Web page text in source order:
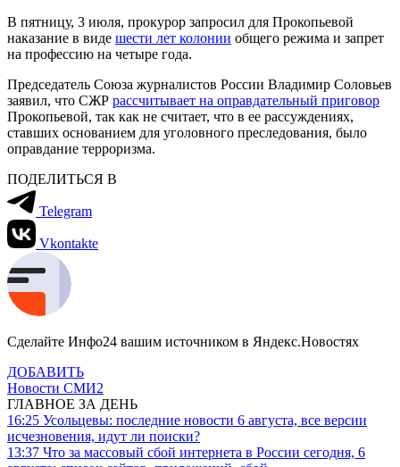
В пятницу, 3 июля, прокурор запросил для Прокопьевой
наказание в виде шести лет колонии общего режима и запрет
на профессию на четыре года.
Председатель Союза журналистов России Владимир Соловьев
заявил, что СЖР рассчитывает на оправдательный приговор
Прокопьевой, так как не считает, что в ее рассуждениях,
ставших основанием для уголовного преследования, было
оправдание терроризма.
ПОДЕЛИТЬСЯ В
Telegram
Vkontakte
Сделайте Инфо24 вашим источником в Яндекс.Новостях
ДОБАВИТЬ
Новости СМИ2
ГЛАВНОЕ ЗА ДЕНЬ
16:25 Усольцевы: последние новости 6 августа, все версии
исчезновения, идут ли поиски?
13:37 Что за массовый сбой интернета в России сегодня, 6